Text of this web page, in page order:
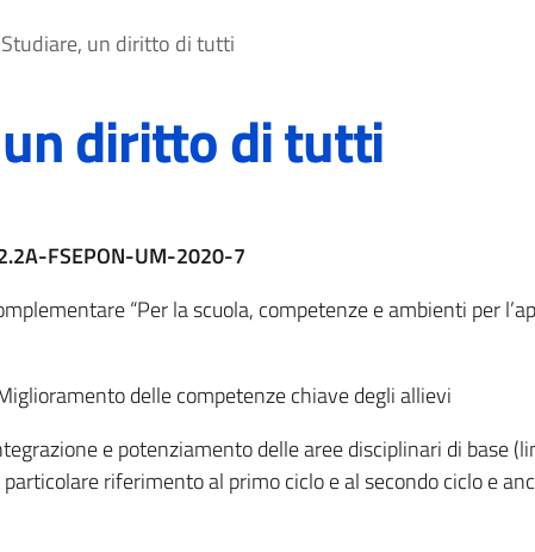
Studiare, un diritto di tutti
diritto di tutti
FSEPON-UM-2020-7
“Per la scuola, competenze e ambienti per
delle competenze chiave degli allievi
e potenziamento delle aree disciplinari di base
riferimento al primo ciclo e al secondo ciclo e